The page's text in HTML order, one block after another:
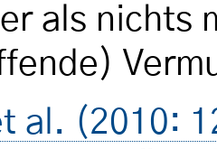
als nichts
al. (2010: